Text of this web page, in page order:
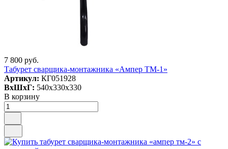
7 800 руб.
Табурет сварщика-монтажника «Ампер ТМ-1»
Артикул: КГ051928
ВxШxГ: 540x330x330
В корзину